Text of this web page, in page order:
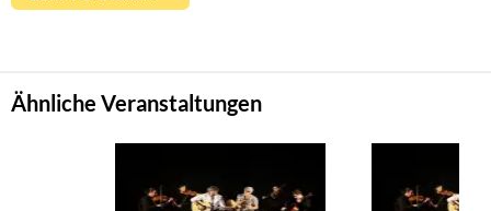
Ähnliche Veranstaltungen